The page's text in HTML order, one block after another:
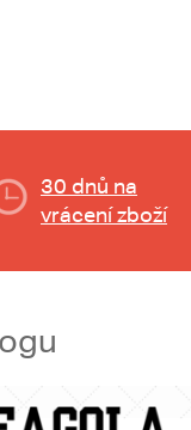
30 dnů na
vrácení zboží